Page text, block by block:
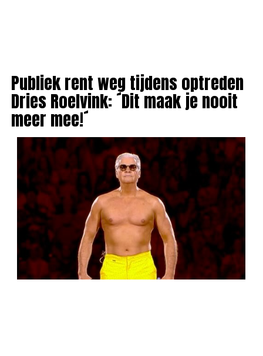
Publiek rent weg tijdens optreden
Dries Roelvink: ´Dit maak je nooit
meer mee!´